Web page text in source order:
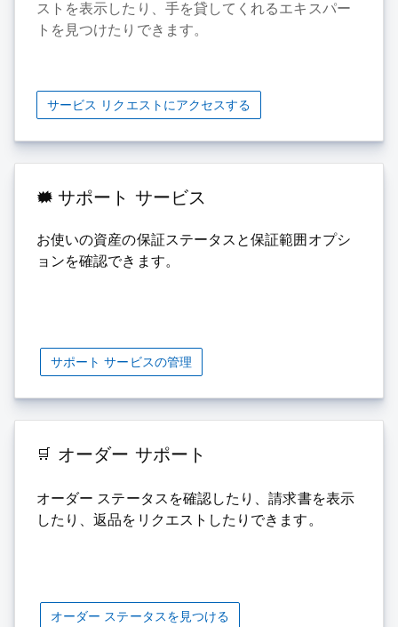
ストを表示したり、手を貸してくれるエキスパー
トを見つけたりできます。
サービス リクエストにアクセスする
サポート サービス
お使いの資産の保証ステータスと保証範囲オプシ
ョンを確認できます。
サポート サービスの管理
オーダー サポート
オーダー ステータスを確認したり、請求書を表示
したり、返品をリクエストしたりできます。
オーダー ステータスを見つける